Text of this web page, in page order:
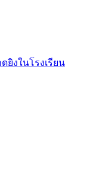
ยิงในโรงเรียน